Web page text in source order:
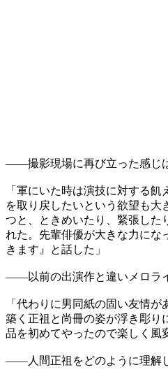
――撮影現場に再び立った感じ
「軍にいた時は演技に対する
を取り戻したいという欲望も大
つと、ときめいたり、緊張した
れた。先輩俳優が大きな力にな
きます』と話した」
――以前の出演作と違いメロラ
「代わりに男同紙の固い友情
築く正祖と尚冊の姿が浮き彫り
品を初めてやったので楽しく風
――人間正祖をどのように理解